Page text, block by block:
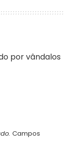
por vândalos
Campos